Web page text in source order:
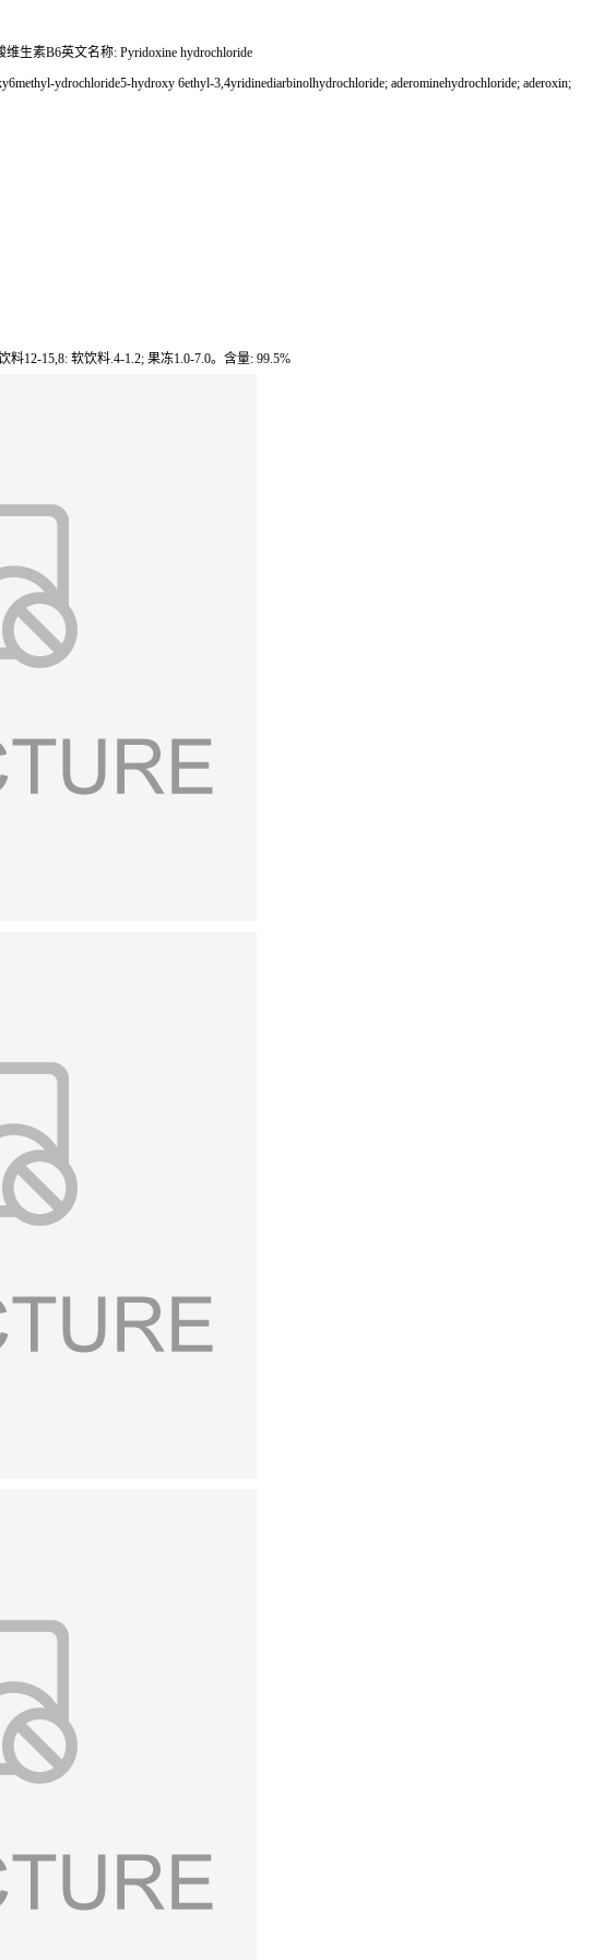
生素B6英文名称: Pyridoxine hydrochloride
ydrochloride5-hydroxy 6ethyl-3,4yridinediarbinolhydrochloride; aderominehydrochloride; aderoxin;
12-15,8: 软饮料.4-1.2; 果冻1.0-7.0。含量: 99.5%